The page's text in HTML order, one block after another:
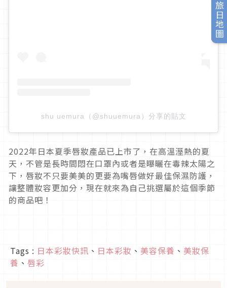
旅日地圖
shu uemura（@shuuemura）分享的貼文
2022年日本夏季唇妝產品已上市了，在高溫溼熱的夏
天，不管是長時間悶在口罩內或者是曝曬在毒辣太陽之
下，唇妝不只要美美的更要為嘴唇做好最佳保濕防護，
讓整體妝容更加分，現在就來為自己挑選屬於這個季節
的商品吧！
Tags : 日本彩妝快訊 、 日本彩妝 、 美容保養 、 美妝保
養 、 唇彩